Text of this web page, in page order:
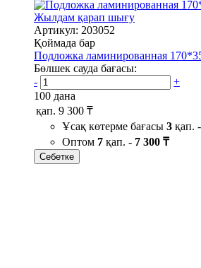
Жылдам қарап шығу
Артикул: 203052
Қоймада бар
Подложка ламинированная
Бөлшек сауда бағасы:
-
+
100 дана
қап. 9 300 ₸
Ұсақ көтерме бағасы 3 қап. -
Оптом 7 қап. - 7 300 ₸
Себетке